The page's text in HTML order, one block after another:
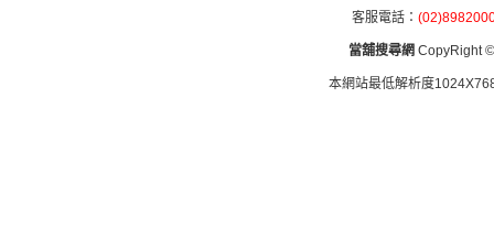
客服電話：
當舖搜尋網 CopyRight
本網站最低解析度